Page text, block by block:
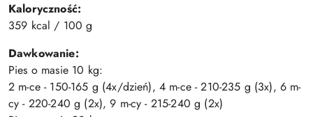
Kaloryczność:
359 kcal / 100 g
Dawkowanie:
Pies o masie 10 kg:
2 m-ce - 150-165 g (4x/dzień), 4 m-ce - 210-235 g (3x), 6 m-
cy - 220-240 g (2x), 9 m-cy - 215-240 g (2x)